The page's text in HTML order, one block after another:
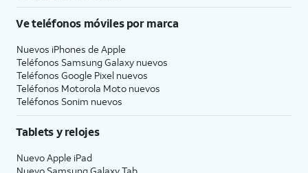
Ve teléfonos móviles por marca
Nuevos iPhones de Apple
Teléfonos Samsung Galaxy nuevos
Teléfonos Google Pixel nuevos
Teléfonos Motorola Moto nuevos
Teléfonos Sonim nuevos
Tablets y relojes
Nuevo Apple iPad
Nuevo Samsung Galaxy Tab